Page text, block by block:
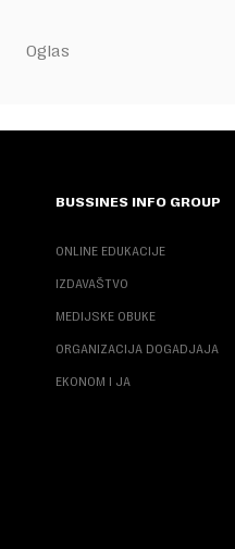
BUSSINES INFO GROUP
ONLINE EDUKACIJE
IZDAVAŠTVO
MEDIJSKE OBUKE
ORGANIZACIJA DOGADJAJA
EKONOM I JA